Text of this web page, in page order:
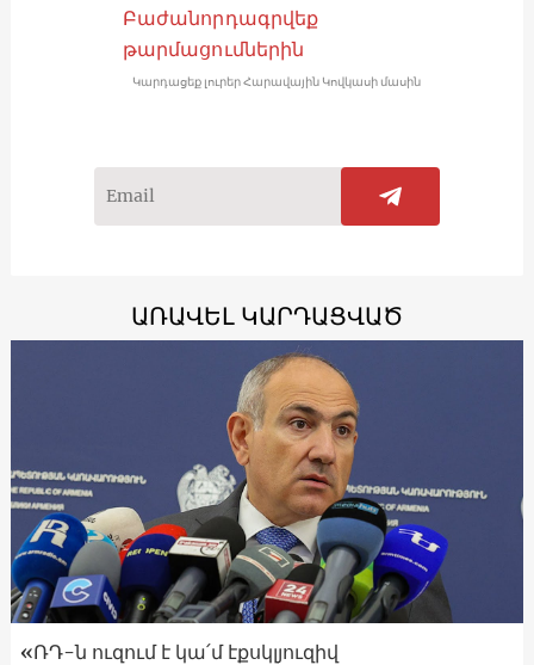
Բաժանորդագրվեք
թարմացումներին
Կարդացեք լուրեր Հարավային Կովկասի մասին
ԱՌԱՎԵԼ ԿԱՐԴԱՑՎԱԾ
«ՌԴ-ն ուզում է կա՛մ էքսկլյուզիվ